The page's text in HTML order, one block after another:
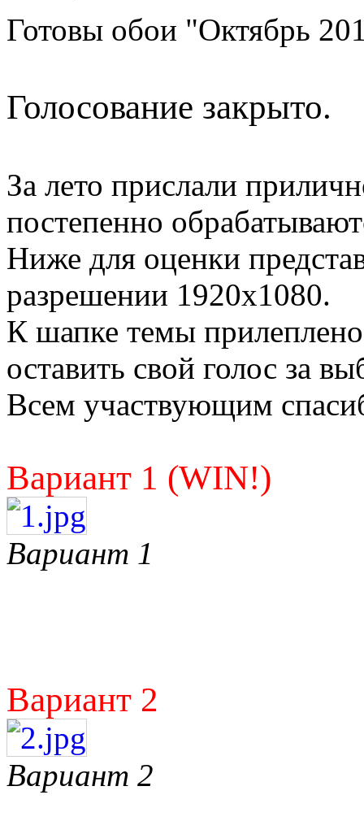
Готовы обои "Октябрь
Голосование закрыто.
За лето прислали
постепенно
Ниже для оценки
разрешении 1920х1080.
К шапке темы
оставить свой голос за
Всем участвующим
Вариант 1 (WIN!)
Вариант 1
Вариант 2
Вариант 2